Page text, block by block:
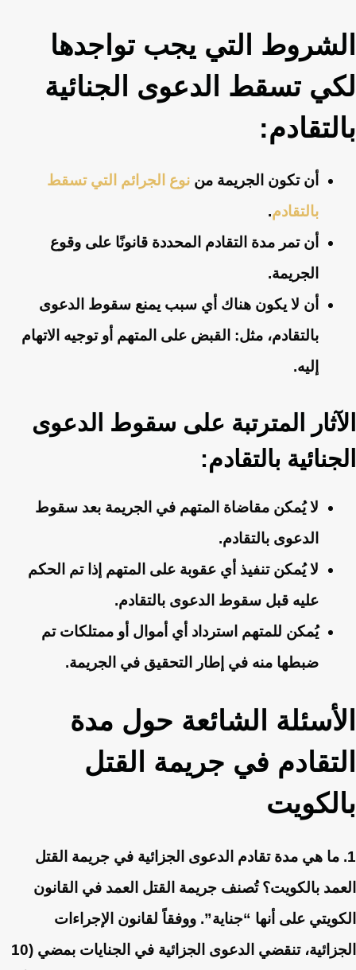
الشروط التي يجب تواجدها
لكي تسقط الدعوى الجنائية
بالتقادم:
أن تكون الجريمة مننوع الجرائم التي تسقط
بالتقادم.
أن تمر مدة التقادم المحددة قانونًا على وقوع
الجريمة.
أن لا يكون هناك أي سبب يمنع سقوط الدعوى
بالتقادم، مثل: القبض على المتهم أو توجيه الاتهام
إليه.
الآثار المترتبة على سقوط الدعوى
الجنائية بالتقادم:
لا يُمكن مقاضاة المتهم في الجريمة بعد سقوط
الدعوى بالتقادم.
لا يُمكن تنفيذ أي عقوبة على المتهم إذا تم الحكم
عليه قبل سقوط الدعوى بالتقادم.
يُمكن للمتهم استرداد أي أموال أو ممتلكات تم
ضبطها منه في إطار التحقيق في الجريمة.
الأسئلة الشائعة حول مدة
التقادم في جريمة القتل
بالكويت
1. ما هي مدة تقادم الدعوى الجزائية في جريمة القتل
العمد بالكويت؟تُصنف جريمة القتل العمد في القانون
الكويتي على أنها “جناية”. ووفقاً لقانون الإجراءات
الجزائية، تنقضي الدعوى الجزائية في الجنايات بمضي (10